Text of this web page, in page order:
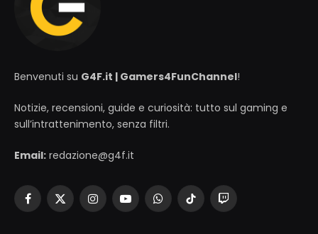
Benvenuti su G4F.it | Gamers4FunChannel!
Notizie, recensioni, guide e curiosità: tutto sul gaming e
sull’intrattenimento, senza filtri.
Email: redazione@g4f.it
Facebook
X
InstagramYouTubeWhatsAppTikTokTwitch